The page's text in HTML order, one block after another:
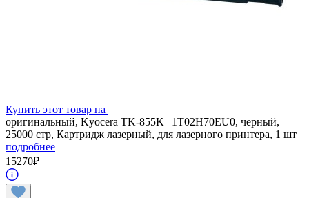
Купить этот товар на
оригинальный, Kyocera TK-855K | 1T02H70EU0, черный,
25000 стр, Картридж лазерный, для лазерного принтера, 1 шт
подробнее
15270₽